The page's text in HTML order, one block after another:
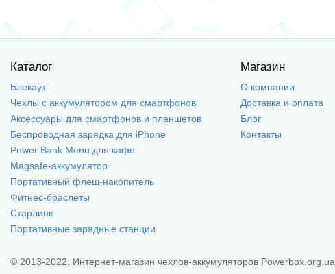
Каталог
Блекаут
Чехлы с аккумулятором для смартфонов
Аксессуары для смартфонов и планшетов
Беспроводная зарядка для iPhone
Power Bank Menu для кафе
Magsafe-аккумулятор
Портативный флеш-накопитель
Фитнес-браслеты
Старлинк
Портативные зарядные станции
Магазин
О компании
Доставка и оплата
Блог
Контакты
© 2013-2022, Интернет-магазин чехлов-аккумуляторов Powerbox.org.ua.